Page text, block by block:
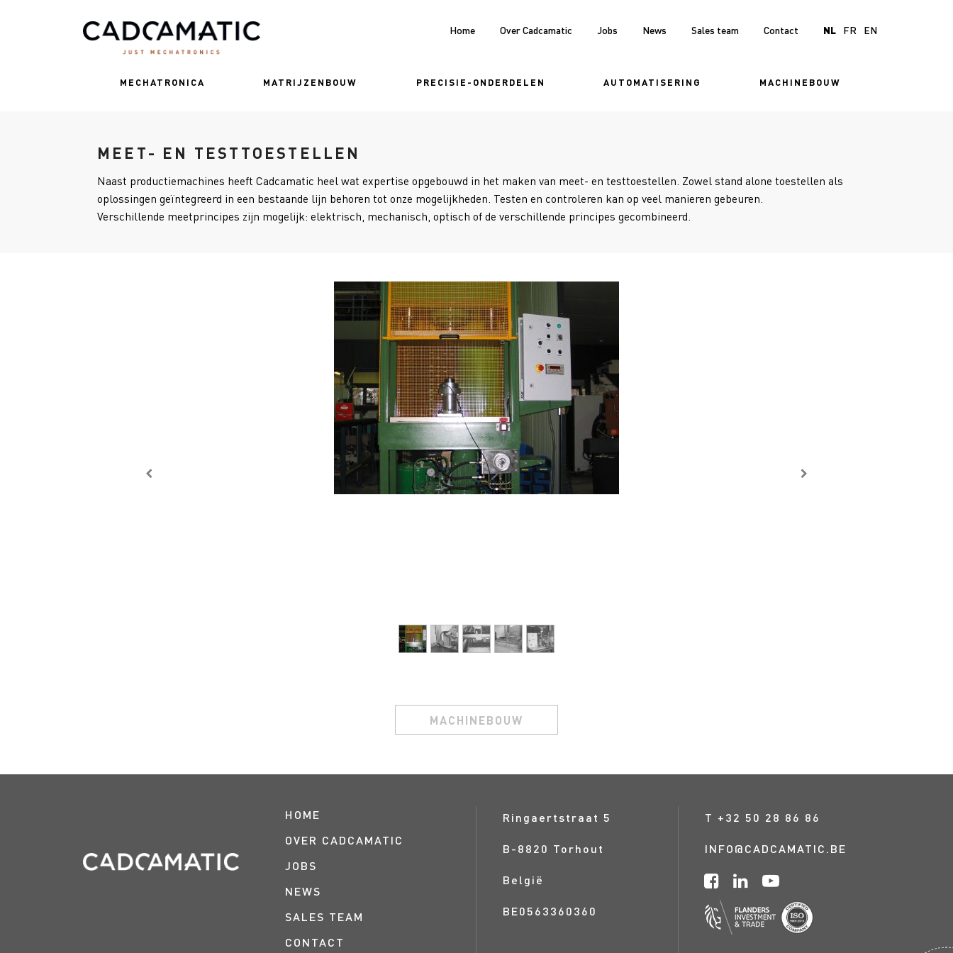
MECHATRONICA MATRIJZENBOUW PRECISIE-ONDERDELEN AUTOMATISERING MACHINEBOUW
Home Over Cadcamatic Jobs News Sales team Contact NL FR EN
MEET- EN TESTTOESTELLEN
Naast productiemachines heeft Cadcamatic heel wat expertise opgebouwd in het maken van meet- en testtoestellen. Zowel stand alone toestellen als
oplossingen geïntegreerd in een bestaande lijn behoren tot onze mogelijkheden. Testen en controleren kan op veel manieren gebeuren.
Verschillende meetprincipes zijn mogelijk: elektrisch, mechanisch, optisch of de verschillende principes gecombineerd.
MACHINEBOUW
HOME
OVER CADCAMATIC
JOBS
NEWS
SALES TEAM
CONTACT
Ringaertstraat 5
B-8820 Torhout
België
BE0563360360
T +32 50 28 86 86
INFO@CADCAMATIC.BE